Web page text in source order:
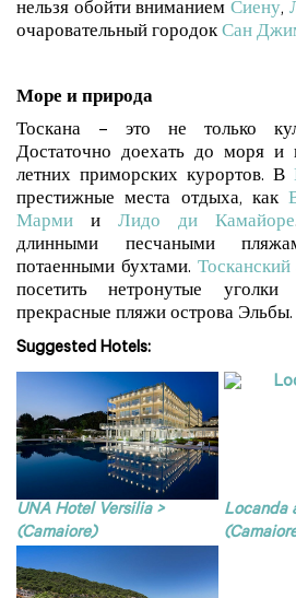
нельзя обойти вниманиемСиену,
очаровательный городокСан
Море и природа
Тоскана – это не только
Достаточно доехать до моря и
летних приморских курортов. В
престижные места отдыха, как
Марми и Лидо ди Камайоре
длинными песчаными
потаенными бухтами. Тосканский
посетить нетронутые
прекрасные пляжи острова Эльбы.
Suggested Hotels:
UNA Hotel Versilia >
(Camaiore)
Locanda